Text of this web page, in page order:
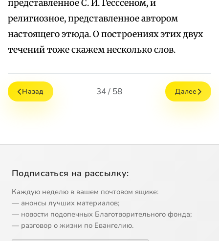
представленное С. И. Гесссеном, и
религиозное, представленное автором
настоящего этюда. О построениях этих двух
течений тоже скажем несколько слов.
Назад 34 / 58 Далее
Подписаться на рассылку:
Каждую неделю в вашем почтовом ящике:
— анонсы лучших материалов;
— новости подопечных Благотворительного фонда;
— разговор о жизни по Евангелию.